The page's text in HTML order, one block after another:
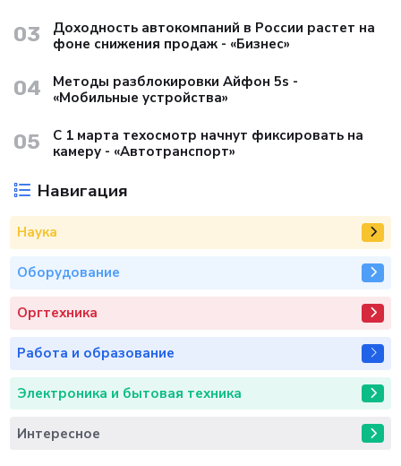
03
Доходность автокомпаний в России растет на
фоне снижения продаж - «Бизнес»
04
Методы разблокировки Айфон 5s -
«Мобильные устройства»
05
С 1 марта техосмотр начнут фиксировать на
камеру - «Автотранспорт»
Навигация
Наука
Оборудование
Оргтехника
Работа и образование
Электроника и бытовая техника
Интересное